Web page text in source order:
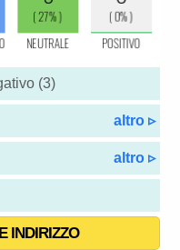
(3)
altro ▹
altro ▹
INDIRIZZO